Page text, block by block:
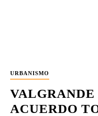
URBANISMO
ACUERDO